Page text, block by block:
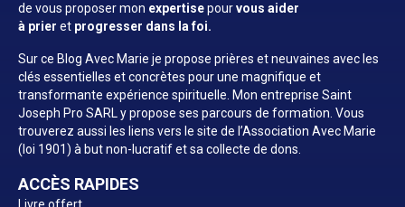
de vous proposer mon expertisepourvous aider
à prier et progresser dans la foi.
Sur ce Blog Avec Marie je propose prières et neuvaines avec les
clés essentielles et concrètes pour une magnifique et
transformante expérience spirituelle. Mon entreprise Saint
Joseph Pro SARL y propose ses parcours de formation. Vous
trouverez aussi les liens vers le site de l’Association Avec Marie
(loi 1901) à but non-lucratif et sa collecte de dons.
ACCÈS RAPIDES